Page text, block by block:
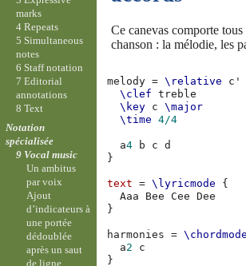
Ce canevas comporte tous
chanson : la mélodie, les
melody = \relative c'
\clef
treble
\key c
\major
\time
4/4
a4 b c
d
}
text = \lyricmode
{
Aaa
Bee Cee
}
harmonies = \chordmode
a2
c
}
marks
4 Repeats
5 Simultaneous
notes
6 Staff notation
7 Editorial
annotations
8 Text
Notation
spécialisée
9 Vocal music
Un ambitus
par voix
Ajout
d’indicateurs à
une portée
dédoublée
après un saut
de ligne